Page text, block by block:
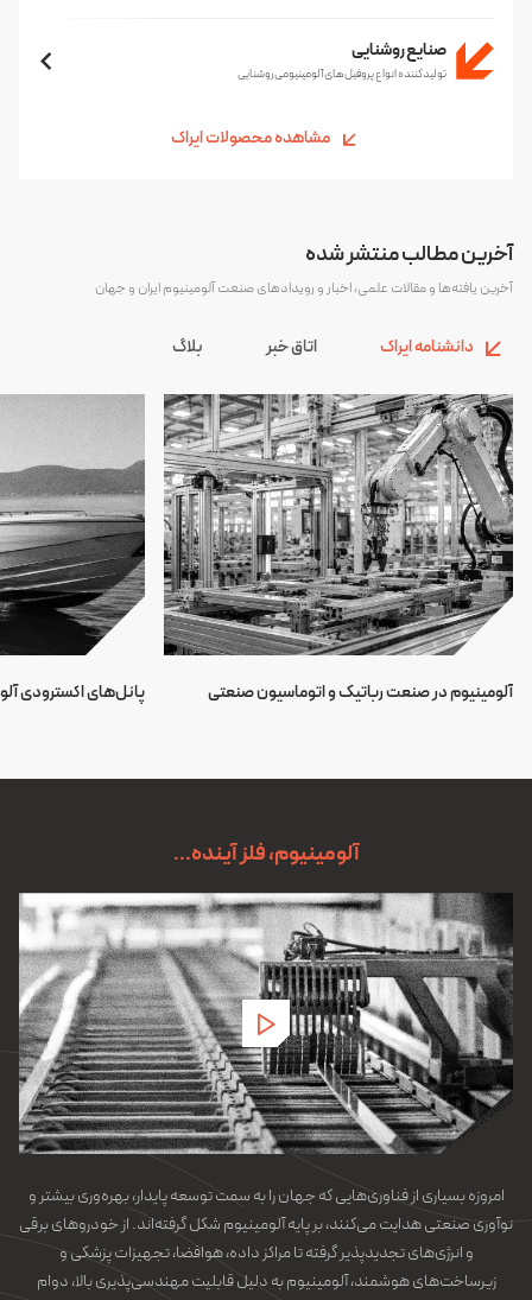
مشاهده محصولاتایراک
صنایع روشنایی
تولیدکننده انواع پروفیل‌های آلومینیومی روشنایی
آخرین مطالب منتشر شده
آخرین یافته‌ها و مقالات علمی، اخبار و رویدادهای صنعت آلومینیوم ایران و جهان
دانشنامه ایراک اتاق خبر بلاگ
آلومینیوم در صنعت رباتیک و اتوماسیون صنعتی پانل‌های اکسترودی
آلومینیوم، فلز آینده...
امروزه بسیاری از فناوری‌هایی که جهان را به سمت توسعه پایدار، بهره‌وری بیشتر و
نوآوری صنعتی هدایت می‌کنند، بر پایه آلومینیوم شکل گرفته‌اند. از خودروهای برقی
و انرژی‌های تجدیدپذیر گرفته تا مراکز داده، هوافضا، تجهیزات پزشکی و
زیرساخت‌های هوشمند، آلومینیوم به دلیل قابلیت مهندسی‌پذیری بالا، دوام